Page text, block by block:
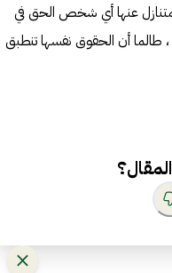
عنها أي شخص الحق في
، طالما أن الحقوق نفسها تنطبق